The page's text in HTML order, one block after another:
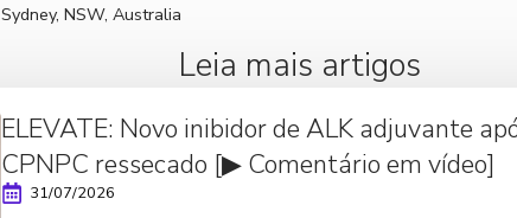
Sydney, NSW, Australia
Leia mais artigos
ELEVATE: Novo inibidor de ALK adjuvante
CPNPC ressecado [▶ Comentário em vídeo]
31/07/2026